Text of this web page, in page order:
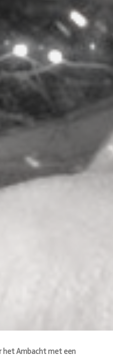
het Ambacht met een